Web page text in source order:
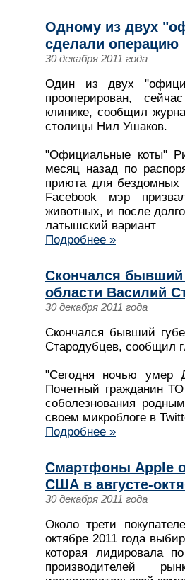
Одному из двух
сделали операцию
30 декабря 2011 года
Один из двух
прооперирован,
клинике, сообщил
столицы Нил Ушаков.
"Официальные коты"
месяц назад по
приюта для бездомных
Facebook мэр
животных, и после
латышский вариант
Подробнее »
Скончался бывший
области Василий
30 декабря 2011 года
Скончался бывший
Стародубцев, сообщил
"Сегодня ночью умер
Почетный гражданин
соболезнования
своем микроблоге в
Подробнее »
Смартфоны Apple
США в августе-
30 декабря 2011 года
Около трети
октябре 2011 года
которая лидировала
производителей